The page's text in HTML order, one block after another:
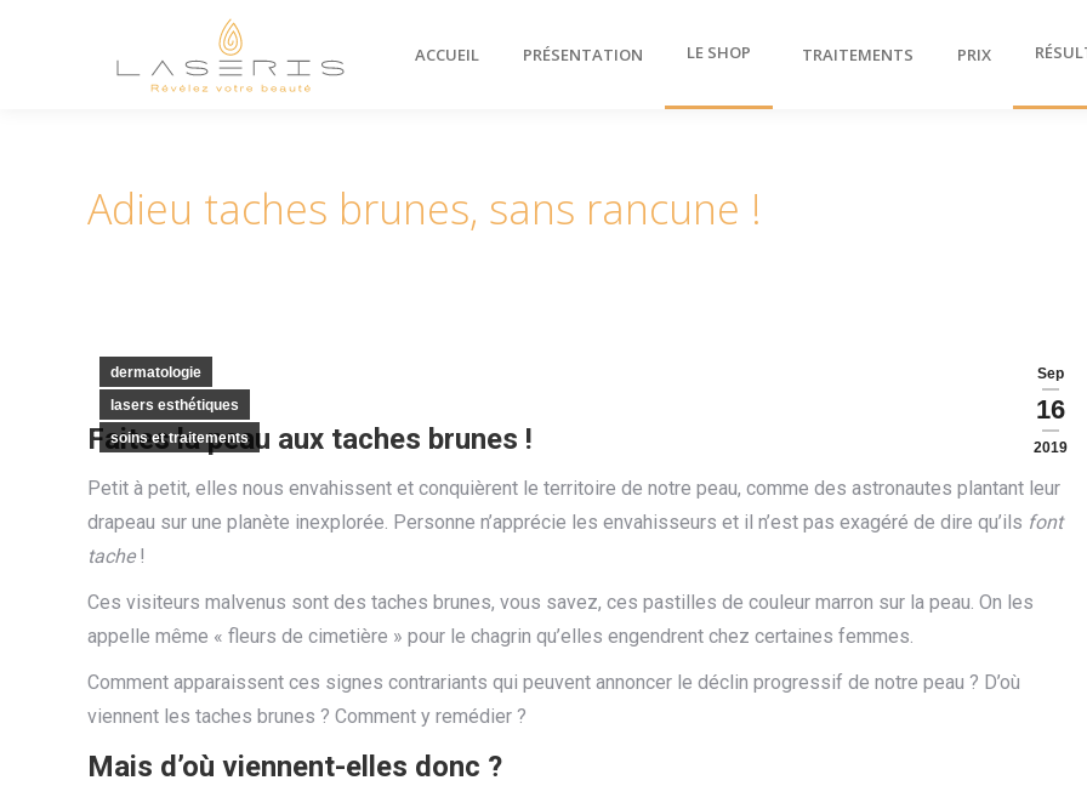
ACCUEIL PRÉSENTATION LE SHOP TRAITEMENTS PRIX
Adieu taches brunes, sans rancune !
Sep
16
2019
dermatologie
lasers esthétiques
soins et traitements
Faites la peau aux taches brunes !
Petit à petit, elles nous envahissent et conquièrent le territoire de notre peau, comme des astronautes plantant leur
drapeau sur une planète inexplorée. Personne n’apprécie les envahisseurs et il n’est pas exagéré de dire qu’ils font
tache !
Ces visiteurs malvenus sont des taches brunes, vous savez, ces pastilles de couleur marron sur la peau. On les
appelle même « fleurs de cimetière » pour le chagrin qu’elles engendrent chez certaines femmes.
Comment apparaissent ces signes contrariants qui peuvent annoncer le déclin progressif de notre peau ? D’où
viennent les taches brunes ? Comment y remédier ?
Mais d’où viennent-elles donc ?